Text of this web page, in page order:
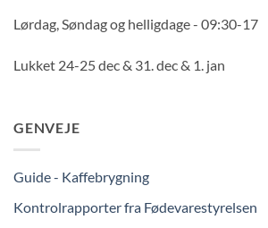
Lørdag, Søndag og helligdage - 09:30-17
Lukket 24-25 dec & 31. dec & 1. jan
GENVEJE
Guide - Kaffebrygning
Kontrolrapporter fra Fødevarestyrelsen